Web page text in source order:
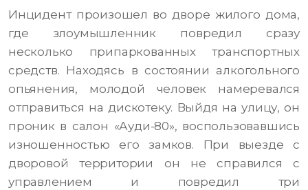
Инцидент произошел во дворе жилого дома,
где злоумышленник повредил сразу
несколько припаркованных транспортных
средств. Находясь в состоянии алкогольного
опьянения, молодой человек намеревался
отправиться на дискотеку. Выйдя на улицу, он
проник в салон «Ауди-80», воспользовавшись
изношенностью его замков. При выезде с
дворовой территории он не справился с
управлением и повредил три